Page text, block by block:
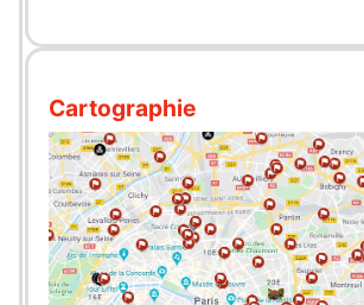
Cartographie